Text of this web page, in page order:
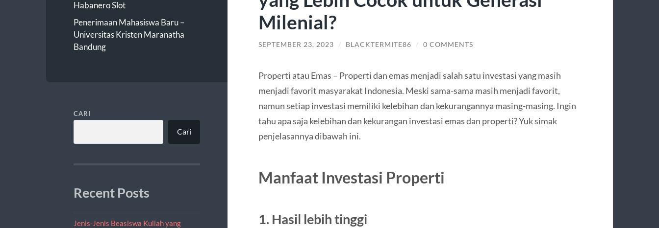
Habanero Slot
Penerimaan Mahasiswa Baru –
Universitas Kristen Maranatha
Bandung
CARI
Cari
Recent Posts
Jenis-Jenis Beasiswa Kuliah yang
Milenial?
SEPTEMBER 23, 2023 / BLACKTERMITE86 / 0 COMMENTS
Properti atau Emas – Properti dan emas menjadi salah satu investasi yang masih
menjadi favorit masyarakat Indonesia. Meski sama-sama masih menjadi favorit,
namun setiap investasi memiliki kelebihan dan kekurangannya masing-masing. Ingin
tahu apa saja kelebihan dan kekurangan investasi emas dan properti? Yuk simak
penjelasannya dibawah ini.
Manfaat Investasi Properti
1. Hasil lebih tinggi